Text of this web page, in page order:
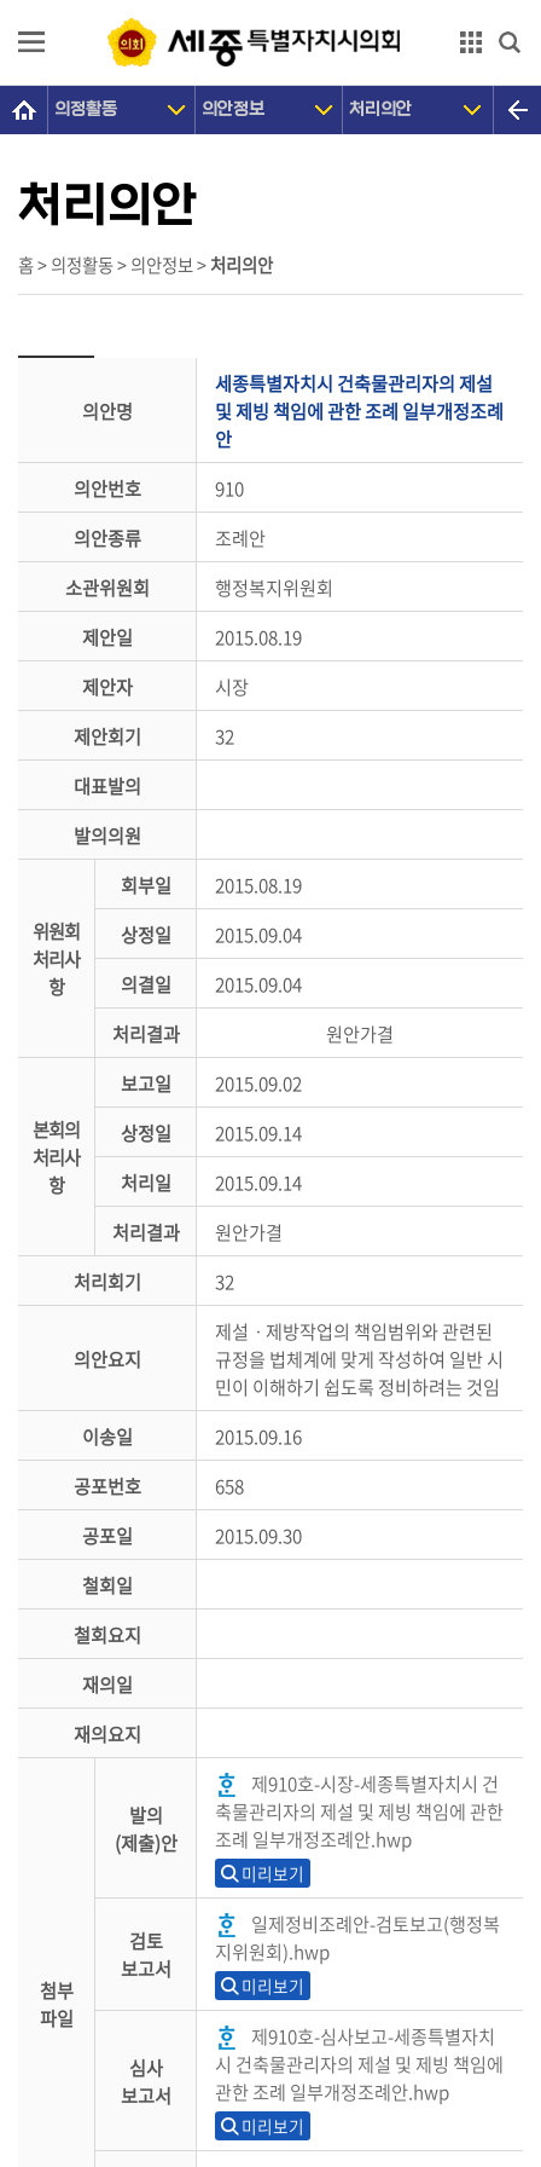
의
개
의
원
장
활
시
참
마
록
보
개
용
내
의정활동 의안정보 처리의안
홈 > 의정활동 > 의안정보 >처리의안
처리의안
의안명
세종특별자치시 건축물관리자의 제설
및 제빙 책임에 관한 조례 일부개정조례
안
의안번호
910
의안종류
조례안
소관위원회
행정복지위원회
제안일
2015.08.19
제안자
시장
제안회기
32
대표발의
발의의원
위원회
처리사
항
회부일
2015.08.19
상정일
2015.09.04
의결일
2015.09.04
처리결과
원안가결
본회의
처리사
항
보고일
2015.09.02
상정일
2015.09.14
처리일
2015.09.14
처리결과
원안가결
처리회기
32
의안요지
제설ㆍ제방작업의 책임범위와 관련된
규정을 법체계에 맞게 작성하여 일반 시
민이 이해하기 쉽도록 정비하려는 것임
이송일
2015.09.16
공포번호
658
공포일
2015.09.30
철회일
철회요지
재의일
재의요지
첨부
파일
발의
(제출)안
제910호-시장-세종특별자치시 건
축물관리자의 제설 및 제빙 책임에 관한
조례 일부개정조례안.hwp
미리보기
검토
보고서
일제정비조례안-검토보고(행정복
지위원회).hwp
미리보기
심사
보고서
제910호-심사보고-세종특별자치
시 건축물관리자의 제설 및 제빙 책임에
관한 조례 일부개정조례안.hwp
미리보기